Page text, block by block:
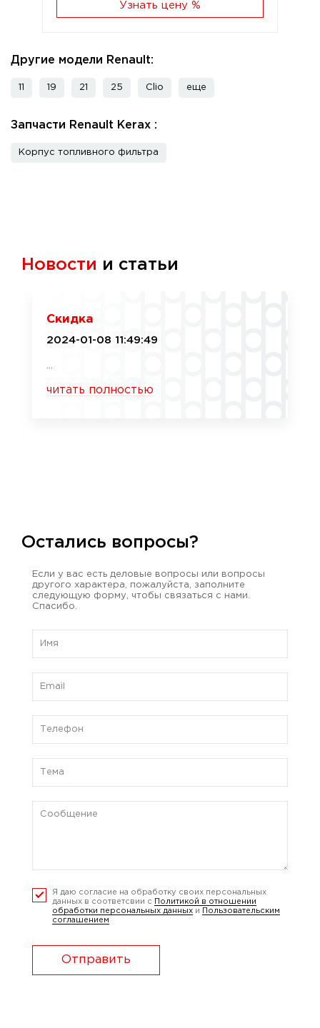
Узнать цену %
Другие модели Renault:
11 19 21 25 Clio еще
Запчасти Renault Kerax :
Корпус топливного фильтра
Новости и статьи
Скидка
2024-01-08 11:49:49
читать полностью
Остались вопросы?
Если у вас есть деловые вопросы или вопросы
другого характера, пожалуйста, заполните
следующую форму, чтобы связаться с нами.
Спасибо.
Я даю согласие на обработку своих персональных
данных в соответсвии с
Политикой в отношении
обработки персональных данных и
Пользовательским
соглашением
Отправить